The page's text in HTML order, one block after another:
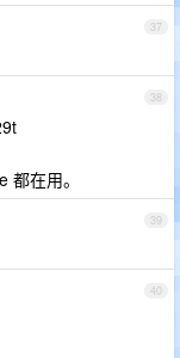
37
38
在用。
39
40